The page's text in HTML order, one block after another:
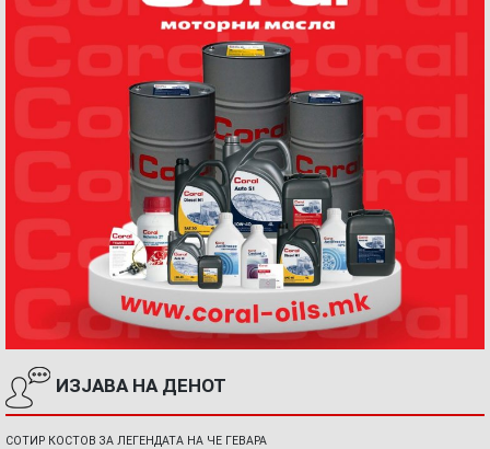
ИЗЈАВА НА ДЕНОТ
СОТИР КОСТОВ ЗА ЛЕГЕНДАТА НА ЧЕ ГЕВАРА